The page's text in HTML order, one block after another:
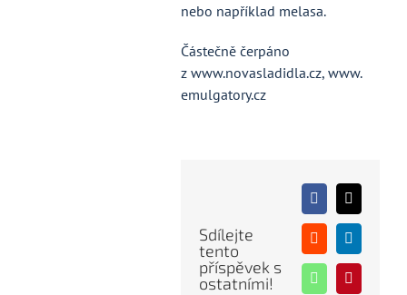
nebo například melasa.
Částečně čerpáno
z www.novasladidla.cz, www.
emulgatory.cz
Sdílejte
tento
příspěvek s
ostatními!
Facebook
X
RedditLinkedIn
WhatsAppPinterest